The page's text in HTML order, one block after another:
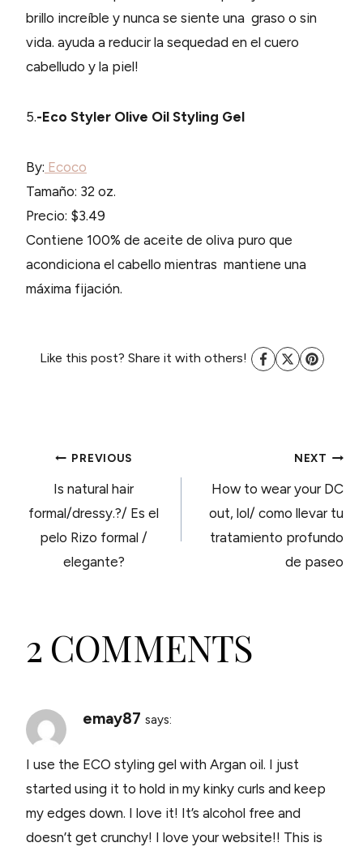
brillo increíble y nunca se siente una graso o sin
vida. ayuda a reducir la sequedad en el cuero
cabelludo y la piel!
5.-Eco Styler Olive Oil Styling Gel
By: Ecoco
Tamaño: 32 oz.
Precio: $3.49
Contiene 100% de aceite de oliva puro que
acondiciona el cabello mientras mantiene una
máxima fijación.
Like this post? Share it with others!
POST
NAVIGATION
PREVIOUS
Is natural hair
formal/dressy.?/ Es el
pelo Rizo formal /
elegante?
NEXT
How to wear your DC
out, lol/ como llevar tu
tratamiento profundo
de paseo
2 COMMENTS
emay87 says:
I use the ECO styling gel with Argan oil. I just
started using it to hold in my kinky curls and keep
my edges down. I love it! It’s alcohol free and
doesn’t get crunchy! I love your website!! This is